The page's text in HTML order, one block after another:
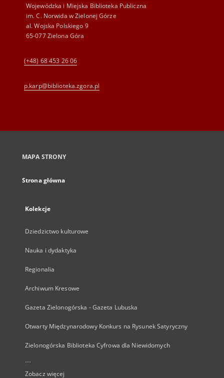
Wojewódzka i Miejska Biblioteka Publiczna
im. C. Norwida w Zielonej Górze
al. Wojska Polskiego 9
65-077 Zielona Góra
(+48) 68 453 26 06
p.karp@biblioteka.zgora.pl
MAPA STRONY
Strona główna
Kolekcje
Dziedzictwo kulturowe
Nauka i dydaktyka
Regionalia
Archiwum Kresowe
Gazeta Zielonogórska - Gazeta Lubuska
Otwarty Międzynarodowy Konkurs na Rysunek Satyryczny
Zielonogórska Biblioteka Cyfrowa dla Niewidomych
...
Zobacz więcej